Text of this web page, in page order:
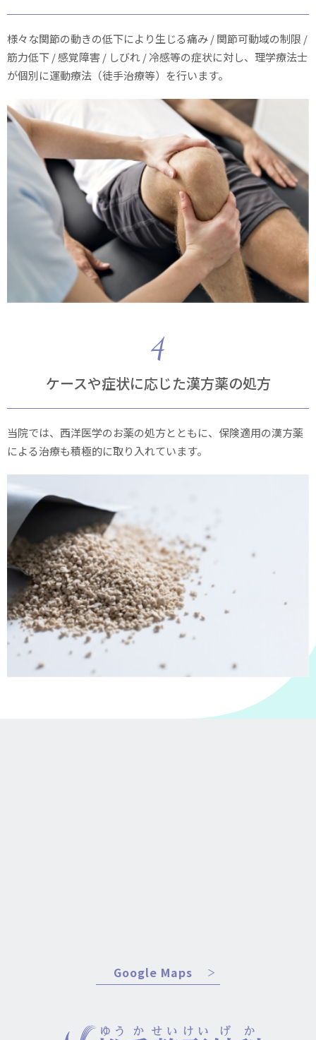
様々な関節の動きの低下により生じる痛み / 関節可動域の制限 /
筋力低下 / 感覚障害 / しびれ / 冷感等の症状に対し、理学療法士
が個別に運動療法（徒手治療等）を行います。
ケースや症状に応じた漢方薬の処方
当院では、西洋医学のお薬の処方とともに、保険適用の漢方薬
による治療も積極的に取り入れています。
Google Maps